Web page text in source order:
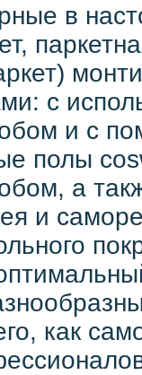
в
с
и с
полы
а
и
как